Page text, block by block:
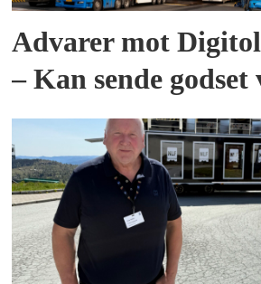
Advarer mot
– Kan sende godset